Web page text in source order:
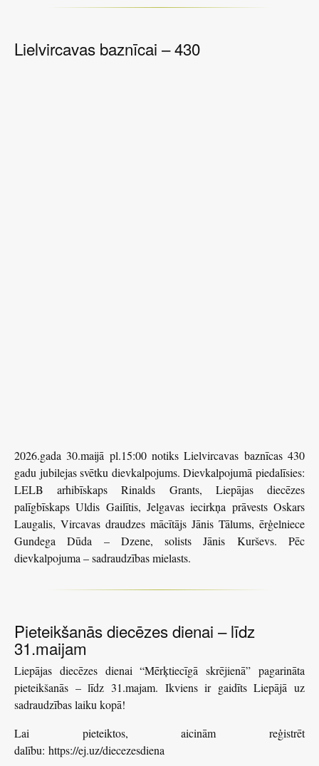
Lielvircavas baznīcai – 430
2026.gada 30.maijā pl.15:00 notiks Lielvircavas baznīcas 430
gadu jubilejas svētku dievkalpojums. Dievkalpojumā piedalīsies:
LELB arhibīskaps Rinalds Grants, Liepājas diecēzes
palīgbīskaps Uldis Gailītis, Jelgavas iecirkņa prāvests Oskars
Laugalis, Vircavas draudzes mācītājs Jānis Tālums, ērģelniece
Gundega Dūda – Dzene, solists Jānis Kurševs. Pēc
dievkalpojuma – sadraudzības mielasts.
Pieteikšanās diecēzes dienai – līdz
31.maijam
Liepājas diecēzes dienai “Mērķtiecīgā skrējienā” pagarināta
pieteikšanās – līdz 31.majam. Ikviens ir gaidīts Liepājā uz
sadraudzības laiku kopā!
Lai pieteiktos, aicinām reģistrēt
dalību: https://ej.uz/diecezesdiena